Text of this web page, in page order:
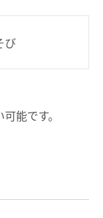
び
能です。